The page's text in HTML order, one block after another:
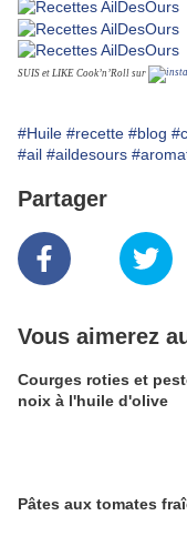
SUIS et LIKE Cook’n’Roll sur
#Huile #recette #blog
#ail #aildesours
Partager
Vous aimerez
Courges roties et
noix à l'huile d'olive
Pâtes aux tomates